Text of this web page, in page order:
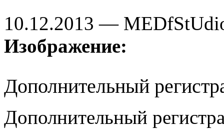
10.12.2013 —
Изображение:
Дополнительный
Дополнительный